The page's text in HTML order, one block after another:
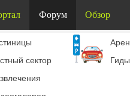
Форум Обзор
сектор
Гиды